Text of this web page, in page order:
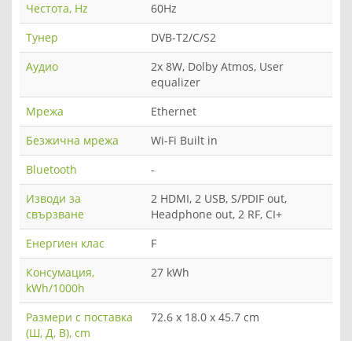
Честота, Hz
60Hz
Тунер
DVB-T2/C/S2
Аудио
2x 8W, Dolby Atmos, User
equalizer
Мрежа
Ethernet
Безжична мрежа
Wi-Fi Built in
Bluetooth
-
Изводи за
свързване
2 HDMI, 2 USB, S/PDIF out,
Headphone out, 2 RF, CI+
Енергиен клас
F
Консумация,
kWh/1000h
27 kWh
Размери с поставка
(Ш, Д, В), cm
72.6 x 18.0 x 45.7 cm